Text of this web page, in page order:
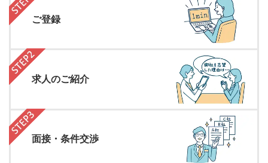
ご登録
求人のご紹介
面接・条件交渉